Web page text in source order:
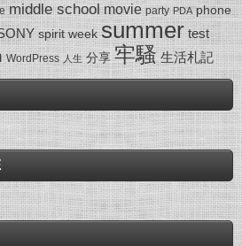
middle school movie party PDA phone
spirit week summer test
WordPress 人生 分享 牢騷 生活札記